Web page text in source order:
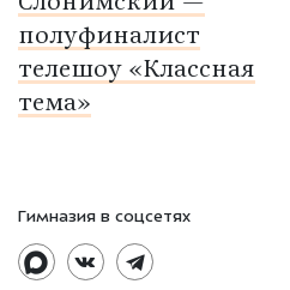
полуфиналист
телешоу «Классная
тема»
Гимназия в соцсетях